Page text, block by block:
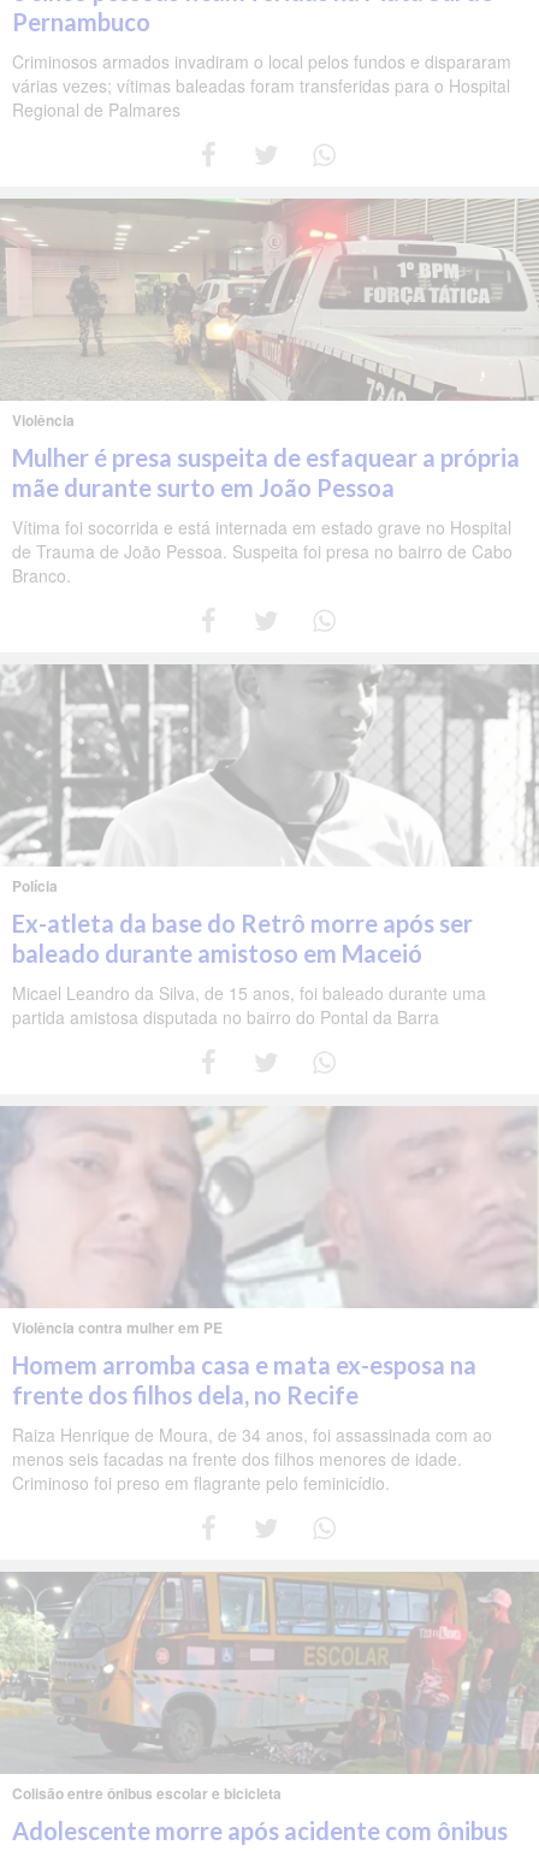
Pernambuco
Criminosos armados invadiram o local pelos fundos e dispararam
várias vezes; vítimas baleadas foram transferidas para o Hospital
Regional de Palmares
Violência
Mulher é presa suspeita de esfaquear a própria
mãe durante surto em João Pessoa
Vítima foi socorrida e está internada em estado grave no Hospital
de Trauma de João Pessoa. Suspeita foi presa no bairro de Cabo
Branco.
Polícia
Ex-atleta da base do Retrô morre após ser
baleado durante amistoso em Maceió
Micael Leandro da Silva, de 15 anos, foi baleado durante uma
partida amistosa disputada no bairro do Pontal da Barra
Violência contra mulher em PE
Homem arromba casa e mata ex-esposa na
frente dos filhos dela, no Recife
Raiza Henrique de Moura, de 34 anos, foi assassinada com ao
menos seis facadas na frente dos filhos menores de idade.
Criminoso foi preso em flagrante pelo feminicídio.
Colisão entre ônibus escolar e bicicleta
Adolescente morre após acidente com ônibus